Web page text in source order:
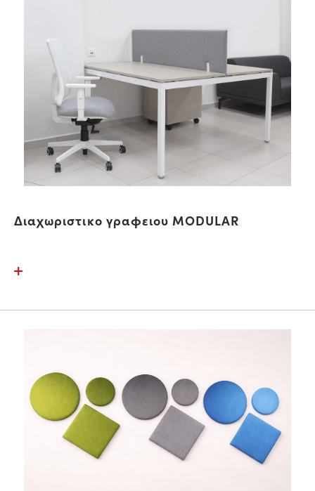
Διαχωριστικο γραφειου MODULAR